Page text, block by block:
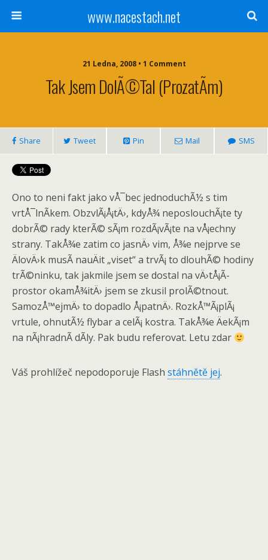
www.nacestach.net
21 Ledna, 2008 • 1 Comment
Tak Jsem DolÃ©tal (prozatÃ­m)
Share Tweet Pin Mail SMS
Ono to neni fakt jako vÅ¯bec jednoduchÃ½ s tim
vrtÅ¯lnÃ­kem. ObzvlÃ¡Å¡tÄ›, kdyÅ¾ neposlouchÃ¡te ty
dobrÃ© rady kterÃ© sÃ¡m rozdÃ¡vÃ¡te na vÅ¡echny
strany. TakÅ¾e zatim co jasnÄ› vim, Å¾e nejprve se
ÄlovÄ›k musÃ­ nauÄit „viset“ a trvÃ¡ to dlouhÃ© hodiny
trÃ©ninku, tak jakmile jsem se dostal na vÄ›tÅ¡Ã­
prostor okamÅ¾itÄ› jsem se zkusil prolÃ©tnout.
SamozÅ™ejmÄ› to dopadlo Å¡patnÄ›. RozkÅ™Ã¡plÃ¡
vrtule, ohnutÃ½ flybar a celÃ¡ kostra. TakÅ¾e ÄekÃ¡m
na nÃ¡hradnÃ­ dÃ­ly. Pak budu referovat. Letu zdar
Váš prohlížeč nepodoporuje Flash stáhnětě jej.